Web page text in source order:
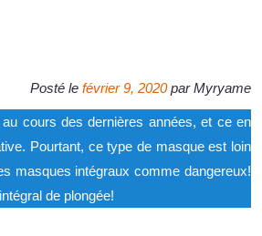
Posté le février 9, 2020 parMyryame
cours des dernières années, et ce en
Pourtant, ce type de masque est loin
masques intégraux comme dangereux!
de plongée!